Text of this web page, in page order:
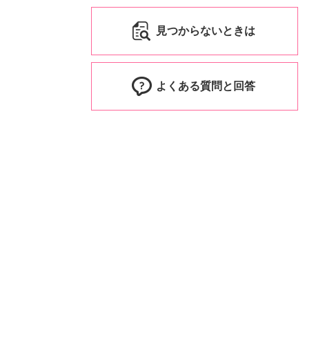
見つからないときは
よくある質問と回答